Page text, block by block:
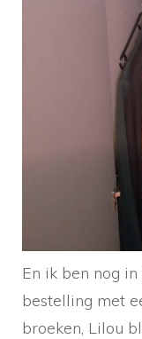
En ik ben nog
bestelling met
broeken, Lilou